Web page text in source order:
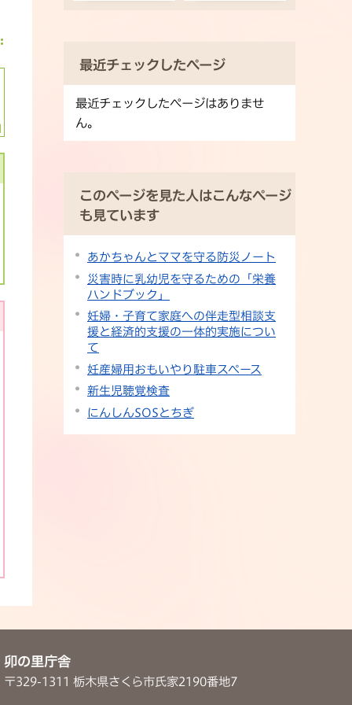
最近チェックしたページ
最近チェックしたページはありませ
ん。
このページを見た人はこんなページ
も見ています
あかちゃんとママを守る防災ノート
災害時に乳幼児を守るための「栄養
ハンドブック」
妊婦・子育て家庭への伴走型相談支
援と経済的支援の一体的実施につい
て
妊産婦用おもいやり駐車スペース
新生児聴覚検査
にんしんSOSとちぎ
卯の里庁舎
〒329-1311 栃木県さくら市氏家2190番地7